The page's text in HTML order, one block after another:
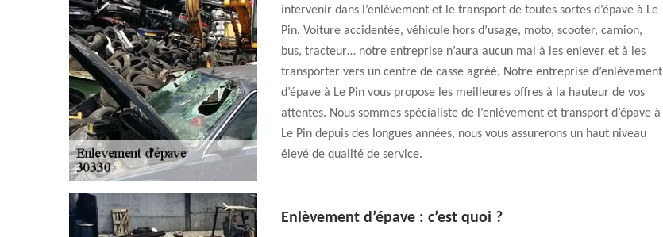
intervenir dans l’enlèvement et le transport de toutes sortes d’épave à Le
Pin. Voiture accidentée, véhicule hors d’usage, moto, scooter, camion,
bus, tracteur… notre entreprise n’aura aucun mal à les enlever et à les
transporter vers un centre de casse agréé. Notre entreprise d’enlèvement
d’épave à Le Pin vous propose les meilleures offres à la hauteur de vos
attentes. Nous sommes spécialiste de l’enlèvement et transport d’épave à
Le Pin depuis des longues années, nous vous assurerons un haut niveau
élevé de qualité de service.
Enlèvement d’épave : c’est quoi ?